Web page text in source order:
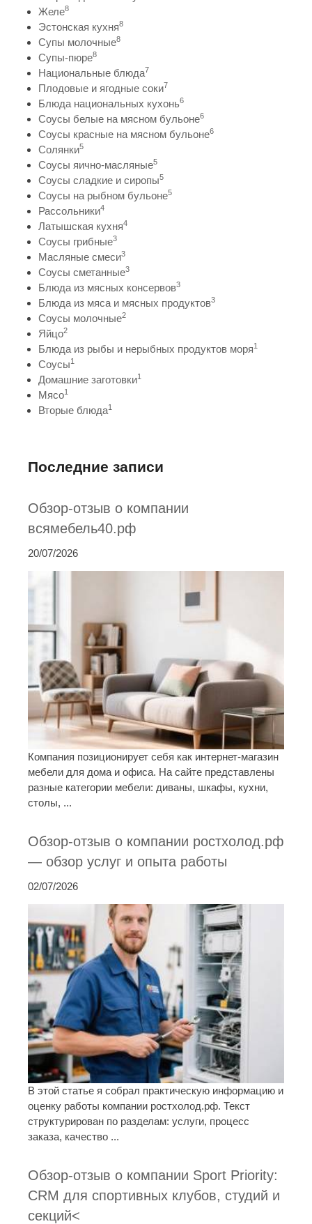
Желе8
Эстонская кухня8
Супы молочные8
Супы-пюре8
Национальные блюда7
Плодовые и ягодные соки7
Блюда национальных кухонь6
Соусы белые на мясном бульоне6
Соусы красные на мясном бульоне6
Солянки5
Соусы яично-масляные5
Соусы сладкие и сиропы5
Соусы на рыбном бульоне5
Рассольники4
Латышская кухня4
Соусы грибные3
Масляные смеси3
Соусы сметанные3
Блюда из мясных консервов3
Блюда из мяса и мясных продуктов3
Соусы молочные2
Яйцо2
Блюда из рыбы и нерыбных продуктов моря1
Соусы1
Домашние заготовки1
Мясо1
Вторые блюда1
Последние записи
Обзор-отзыв о компании
всямебель40.рф
20/07/2026
Компания позиционирует себя как интернет-магазин
мебели для дома и офиса. На сайте представлены
разные категории мебели: диваны, шкафы, кухни,
столы, ...
Обзор-отзыв о компании ростхолод.рф
— обзор услуг и опыта работы
02/07/2026
В этой статье я собрал практическую информацию и
оценку работы компании ростхолод.рф. Текст
структурирован по разделам: услуги, процесс
заказа, качество ...
Обзор-отзыв о компании Sport Priority:
CRM для спортивных клубов, студий и
секций<